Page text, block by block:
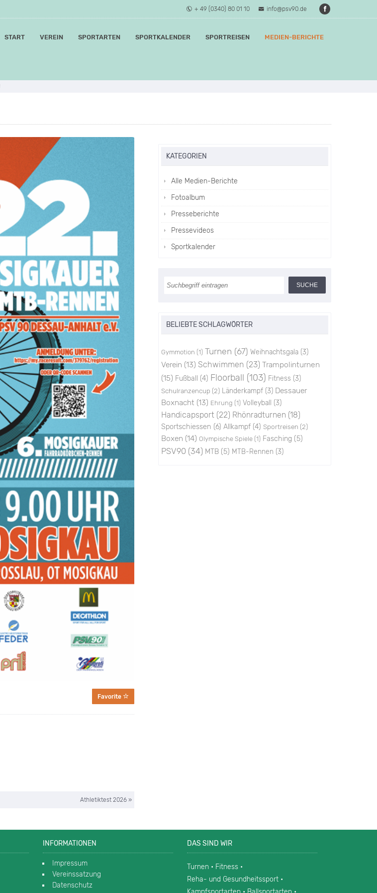
+ 49 (0340) 80 01 10 info@psv90.de
START VEREIN SPORTARTEN SPORTKALENDER SPORTREISEN MEDIEN-BERICHTE
Favorite
Athletiktest 2026 »
KATEGORIEN
Alle Medien-Berichte
Fotoalbum
Presseberichte
Pressevideos
Sportkalender
BELIEBTE SCHLAGWÖRTER
Gymmotion (1) Turnen (67) Weihnachtsgala (3)
Verein (13) Schwimmen (23) Trampolinturnen
(15) Fußball (4) Floorball (103) Fitness (3)
Schulranzencup (2) Länderkampf (3) Dessauer
Boxnacht (13) Ehrung (1) Volleyball (3)
Handicapsport (22) Rhönradturnen (18)
Sportschiessen (6) Allkampf (4) Sportreisen (2)
Boxen (14) Olympische Spiele (1) Fasching (5)
PSV90 (34) MTB (5) MTB-Rennen (3)
INFORMATIONEN
Impressum
Vereinssatzung
Datenschutz
DAS SIND WIR
Turnen • Fitness •
Reha- und Gesundheitssport •